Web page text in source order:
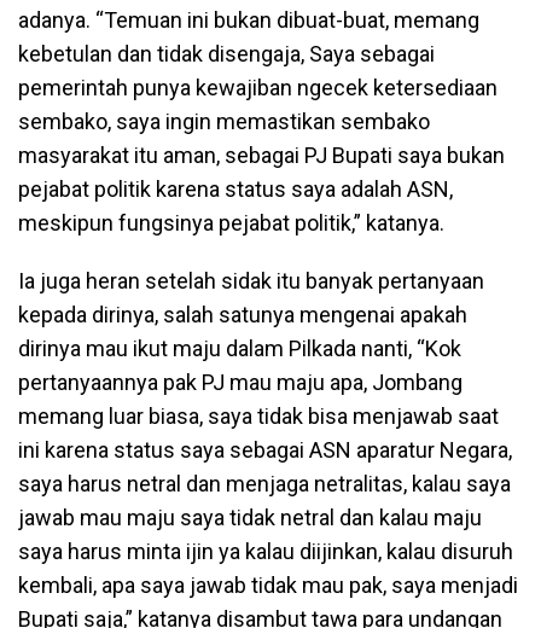
adanya. “Temuan ini bukan dibuat-buat, memang
kebetulan dan tidak disengaja, Saya sebagai
pemerintah punya kewajiban ngecek ketersediaan
sembako, saya ingin memastikan sembako
masyarakat itu aman, sebagai PJ Bupati saya bukan
pejabat politik karena status saya adalah ASN,
meskipun fungsinya pejabat politik,” katanya.
Ia juga heran setelah sidak itu banyak pertanyaan
kepada dirinya, salah satunya mengenai apakah
dirinya mau ikut maju dalam Pilkada nanti, “Kok
pertanyaannya pak PJ mau maju apa, Jombang
memang luar biasa, saya tidak bisa menjawab saat
ini karena status saya sebagai ASN aparatur Negara,
saya harus netral dan menjaga netralitas, kalau saya
jawab mau maju saya tidak netral dan kalau maju
saya harus minta ijin ya kalau diijinkan, kalau disuruh
kembali, apa saya jawab tidak mau pak, saya menjadi
Bupati saja,” katanya disambut tawa para undangan